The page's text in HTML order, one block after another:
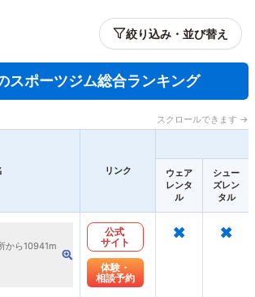
絞り込み・並び替え
スポーツジム総合ランキング
スクロールできます →
リンク
ウェア
レンタ
ル
シュー
ズレン
タル
から10941m
公式
サイト
体験・
相談予約
× ×